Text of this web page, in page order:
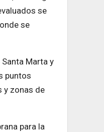
se
se
Marta y
puntos
y zonas de
para la